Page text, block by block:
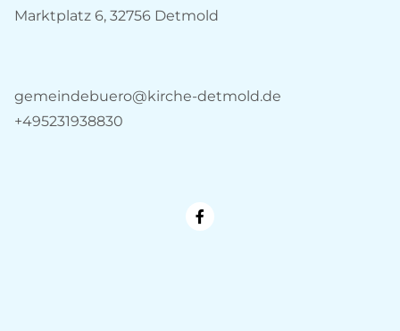
Marktplatz 6, 32756 Detmold
gemeindebuero@kirche-detmold.de
+495231938830